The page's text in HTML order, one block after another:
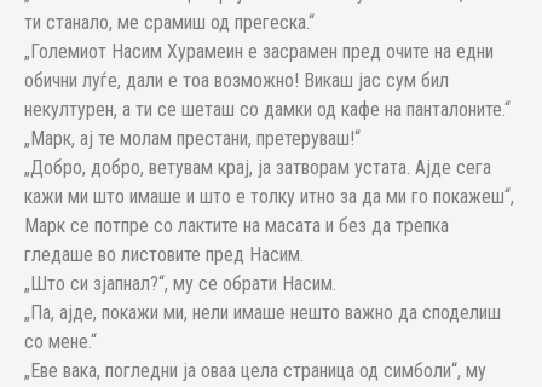
ти станало, ме срамиш од прегеска.“
„Големиот Насим Хурамеин е засрамен пред очите на едни
обични луѓе, дали е тоа возможно! Викаш јас сум бил
некултурен, а ти се шеташ со дамки од кафе на панталоните.“
„Марк, ај те молам престани, претеруваш!“
„Добро, добро, ветувам крај, ја затворам устата. Ајде сега
кажи ми што имаше и што е толку итно за да ми го покажеш“,
Марк се потпре со лактите на масата и без да трепка
гледаше во листовите пред Насим.
„Што си зјапнал?“, му се обрати Насим.
„Па, ајде, покажи ми, нели имаше нешто важно да споделиш
со мене.“
„Еве вака, погледни ја оваа цела страница од симболи“, му